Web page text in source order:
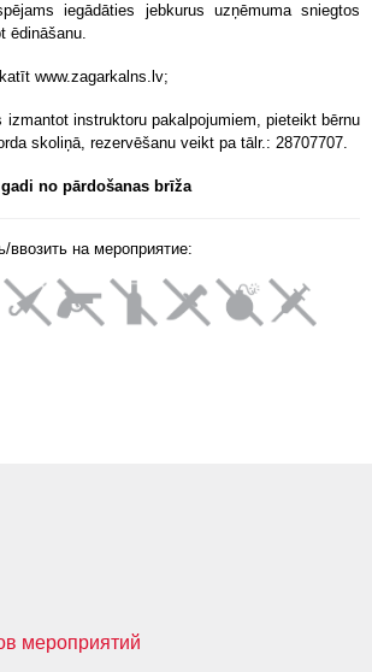
iegādāties jebkurus uzņēmuma sniegtos
ēdināšanu.
www.zagarkalns.lv;
izmantot instruktoru pakalpojumiem, pieteikt bērnu
skoliņā, rezervēšanu veikt pa tālr.: 28707707.
no pārdošanas brīža
ввозить на мероприятие:
мероприятий